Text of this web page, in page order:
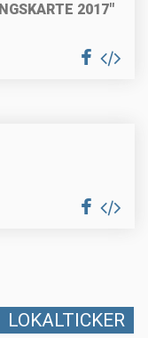
2017"
LOKALTICKER